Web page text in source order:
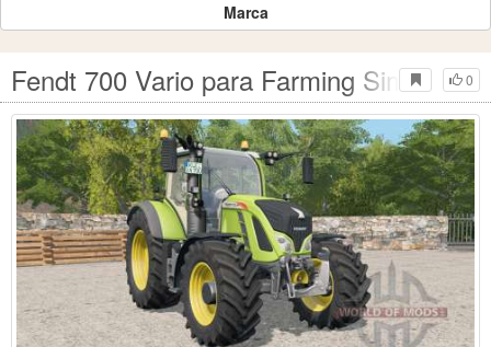
Marca
0
Fendt 700 Vario para Farming Simulator